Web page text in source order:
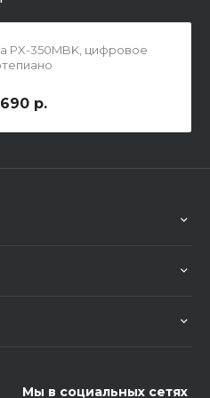
PX-350MBK, цифровое
р.
Мы в социальных сетях